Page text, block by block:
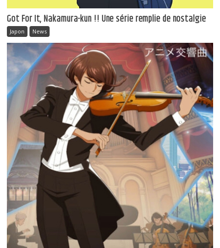
Got For It, Nakamura-kun !! Une série remplie de nostalgie
Japon News